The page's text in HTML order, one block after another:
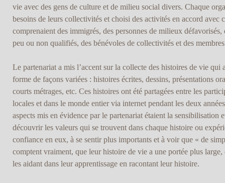
vie avec des gens de culture et de milieu social divers. Chaque
besoins de leurs collectivités et choisi des activités en accord avec
comprenaient des immigrés, des personnes de milieux défavorisés,
peu ou non qualifiés, des bénévoles de collectivités et des
Le partenariat a mis l’accent sur la collecte des histoires de vie qui
forme de façons variées : histoires écrites, dessins, présentations
courts métrages, etc. Ces histoires ont été partagées entre les
locales et dans le monde entier via internet pendant les deux
aspects mis en évidence par le partenariat étaient la sensibilisation
découvrir les valeurs qui se trouvent dans chaque histoire ou
confiance en eux, à se sentir plus importants et à voir que « de
comptent vraiment, que leur histoire de vie a une portée plus large,
les aidant dans leur apprentissage en racontant leur histoire.